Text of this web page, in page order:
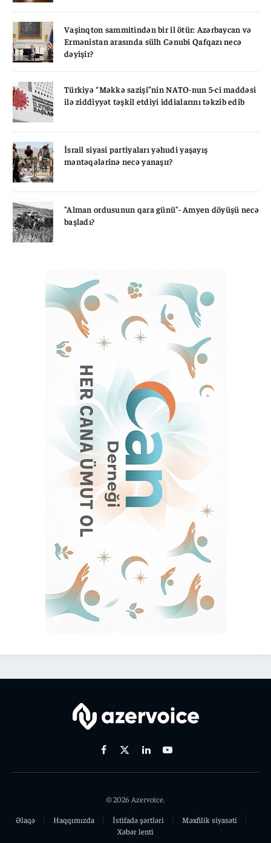
Vaşinqton sammitindən bir il ötür: Azərbaycan və
Ermənistan arasında sülh Cənubi Qafqazı necə
dəyişir?
Türkiyə “Məkkə sazişi”nin NATO-nun 5-ci maddəsi
ilə ziddiyyət təşkil etdiyi iddialarını təkzib edib
İsrail siyasi partiyaları yəhudi yaşayış
məntəqələrinə necə yanaşır?
"Alman ordusunun qara günü"- Amyen döyüşü necə
başladı?
Facebook
X
LinkedinYoutube
© 2026 Azervoice.
Əlaqə
Haqqımızda İstifadə şərtləri
Məxfilik siyasəti
Xəbər lenti